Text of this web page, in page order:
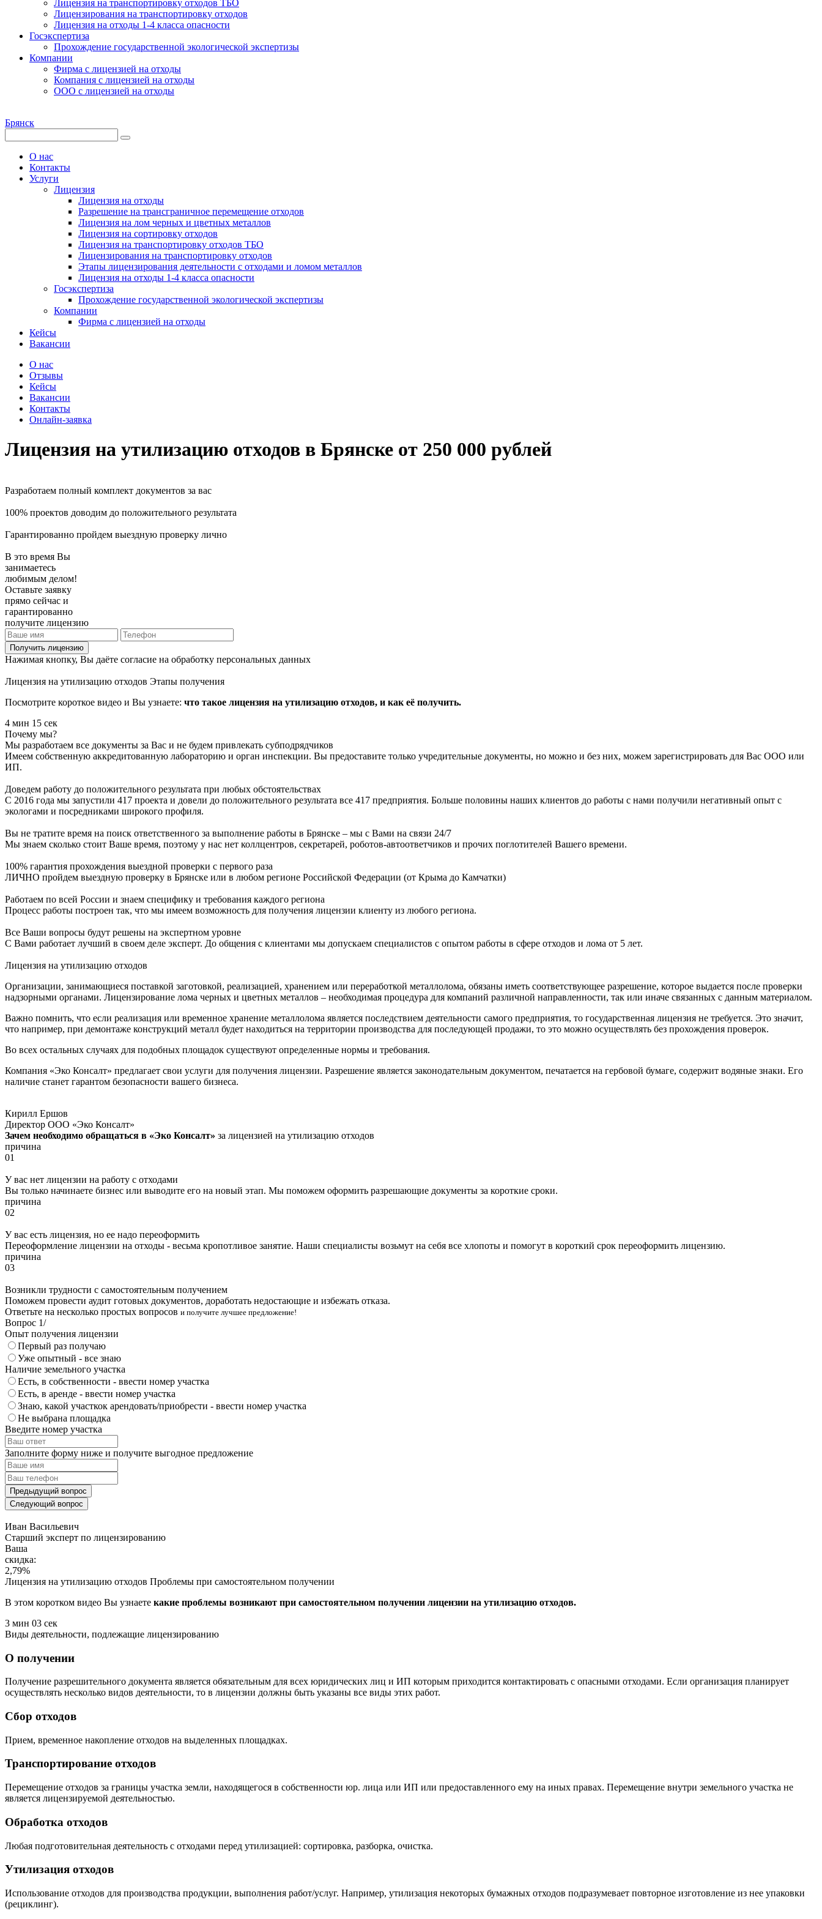
Лицензия на транспортировку отходов ТБО
Лицензирования на транспортировку отходов
Лицензия на отходы 1-4 класса опасности
Госэкспертиза
Прохождение государственной экологической экспертизы
Компании
Фирма с лицензией на отходы
Компания с лицензией на отходы
ООО с лицензией на отходы
Брянск
О нас
Контакты
Услуги
Лицензия
Лицензия на отходы
Разрешение на трансграничное перемещение отходов
Лицензия на лом черных и цветных металлов
Лицензия на сортировку отходов
Лицензия на транспортировку отходов ТБО
Лицензирования на транспортировку отходов
Этапы лицензирования деятельности с отходами и ломом металлов
Лицензия на отходы 1-4 класса опасности
Госэкспертиза
Прохождение государственной экологической экспертизы
Компании
Фирма с лицензией на отходы
Кейсы
Вакансии
О нас
Отзывы
Кейсы
Вакансии
Контакты
Онлайн-заявка
Лицензия на утилизацию отходов в Брянске от 250 000 рублей
Разработаем полный комплект документов за вас
100% проектов доводим до положительного результата
Гарантированно пройдем выездную проверку лично
В это время Вы
занимаетесь
любимым делом!
Оставьте заявку
прямо сейчас и
гарантированно
получите лицензию
Получить лицензию
Нажимая кнопку, Вы даёте согласие на обработку персональных данных
Лицензия на утилизацию отходов Этапы получения
Посмотрите короткое видео и Вы узнаете: что такое лицензия на утилизацию отходов, и как её получить.
4 мин 15 сек
Почему мы?
Мы разработаем все документы за Вас и не будем привлекать субподрядчиков
Имеем собственную аккредитованную лабораторию и орган инспекции. Вы предоставите только учредительные документы, но можно и без них, можем зарегистрировать для Вас ООО или
ИП.
Доведем работу до положительного результата при любых обстоятельствах
С 2016 года мы запустили 417 проекта и довели до положительного результата все 417 предприятия. Больше половины наших клиентов до работы с нами получили негативный опыт с
экологами и посредниками широкого профиля.
Вы не тратите время на поиск ответственного за выполнение работы в Брянске – мы с Вами на связи 24/7
Мы знаем сколько стоит Ваше время, поэтому у нас нет коллцентров, секретарей, роботов-автоответчиков и прочих поглотителей Вашего времени.
100% гарантия прохождения выездной проверки с первого раза
ЛИЧНО пройдем выездную проверку в Брянске или в любом регионе Российской Федерации (от Крыма до Камчатки)
Работаем по всей России и знаем специфику и требования каждого региона
Процесс работы построен так, что мы имеем возможность для получения лицензии клиенту из любого региона.
Все Ваши вопросы будут решены на экспертном уровне
С Вами работает лучший в своем деле эксперт. До общения с клиентами мы допускаем специалистов с опытом работы в сфере отходов и лома от 5 лет.
Лицензия на утилизацию отходов
Организации, занимающиеся поставкой заготовкой, реализацией, хранением или переработкой металлолома, обязаны иметь соответствующее разрешение, которое выдается после проверки
надзорными органами. Лицензирование лома черных и цветных металлов – необходимая процедура для компаний различной направленности, так или иначе связанных с данным материалом.
Важно помнить, что если реализация или временное хранение металлолома является последствием деятельности самого предприятия, то государственная лицензия не требуется. Это значит,
что например, при демонтаже конструкций металл будет находиться на территории производства для последующей продажи, то это можно осуществлять без прохождения проверок.
Во всех остальных случаях для подобных площадок существуют определенные нормы и требования.
Компания «Эко Консалт» предлагает свои услуги для получения лицензии. Разрешение является законодательным документом, печатается на гербовой бумаге, содержит водяные знаки. Его
наличие станет гарантом безопасности вашего бизнеса.
Кирилл Ершов
Директор ООО «Эко Консалт»
Зачем необходимо обращаться в «Эко Консалт» за лицензией на утилизацию отходов
причина
01
У вас нет лицензии на работу с отходами
Вы только начинаете бизнес или выводите его на новый этап. Мы поможем оформить разрешающие документы за короткие сроки.
причина
02
У вас есть лицензия, но ее надо переоформить
Переоформление лицензии на отходы - весьма кропотливое занятие. Наши специалисты возьмут на себя все хлопоты и помогут в короткий срок переоформить лицензию.
причина
03
Возникли трудности с самостоятельным получением
Поможем провести аудит готовых документов, доработать недостающие и избежать отказа.
Ответьте на несколько простых вопросов и получите лучшее предложение!
Вопрос 1/
Опыт получения лицензии
Первый раз получаю
Уже опытный - все знаю
Наличие земельного участка
Есть, в собственности - ввести номер участка
Есть, в аренде - ввести номер участка
Знаю, какой участкок арендовать/приобрести - ввести номер участка
Не выбрана площадка
Введите номер участка
Заполните форму ниже и получите выгодное предложение
Предыдущий вопрос
Следующий вопрос
Иван Васильевич
Cтарший эксперт по лицензированию
Ваша
скидка:
2,79%
Лицензия на утилизацию отходов Проблемы при самостоятельном получении
В этом коротком видео Вы узнаете какие проблемы возникают при самостоятельном получении лицензии на утилизацию отходов.
3 мин 03 сек
Виды деятельности, подлежащие лицензированию
О получении
Получение разрешительного документа является обязательным для всех юридических лиц и ИП которым приходится контактировать с опасными отходами. Если организация планирует
осуществлять несколько видов деятельности, то в лицензии должны быть указаны все виды этих работ.
Сбор отходов
Прием, временное накопление отходов на выделенных площадках.
Транспортирование отходов
Перемещение отходов за границы участка земли, находящегося в собственности юр. лица или ИП или предоставленного ему на иных правах. Перемещение внутри земельного участка не
является лицензируемой деятельностью.
Обработка отходов
Любая подготовительная деятельность с отходами перед утилизацией: сортировка, разборка, очистка.
Утилизация отходов
Использование отходов для производства продукции, выполнения работ/услуг. Например, утилизация некоторых бумажных отходов подразумевает повторное изготовление из нее упаковки
(рециклинг).